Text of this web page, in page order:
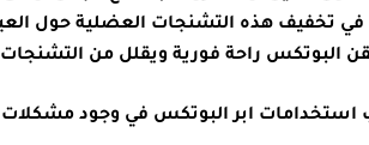
تخفيف هذه التشنجات العضلية حول
البوتكس راحة فورية ويقلل من
ابر البوتكس في وجود مشكلات